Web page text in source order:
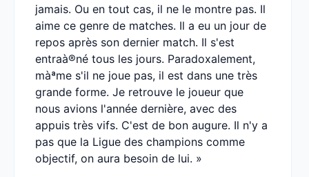
jamais. Ou en tout cas, il ne le montre pas. Il
aime ce genre de matches. Il a eu un jour de
repos après son dernier match. Il s'est
entraà®né tous les jours. Paradoxalement,
màªme s'il ne joue pas, il est dans une très
grande forme. Je retrouve le joueur que
nous avions l'année dernière, avec des
appuis très vifs. C'est de bon augure. Il n'y a
pas que la Ligue des champions comme
objectif, on aura besoin de lui. »